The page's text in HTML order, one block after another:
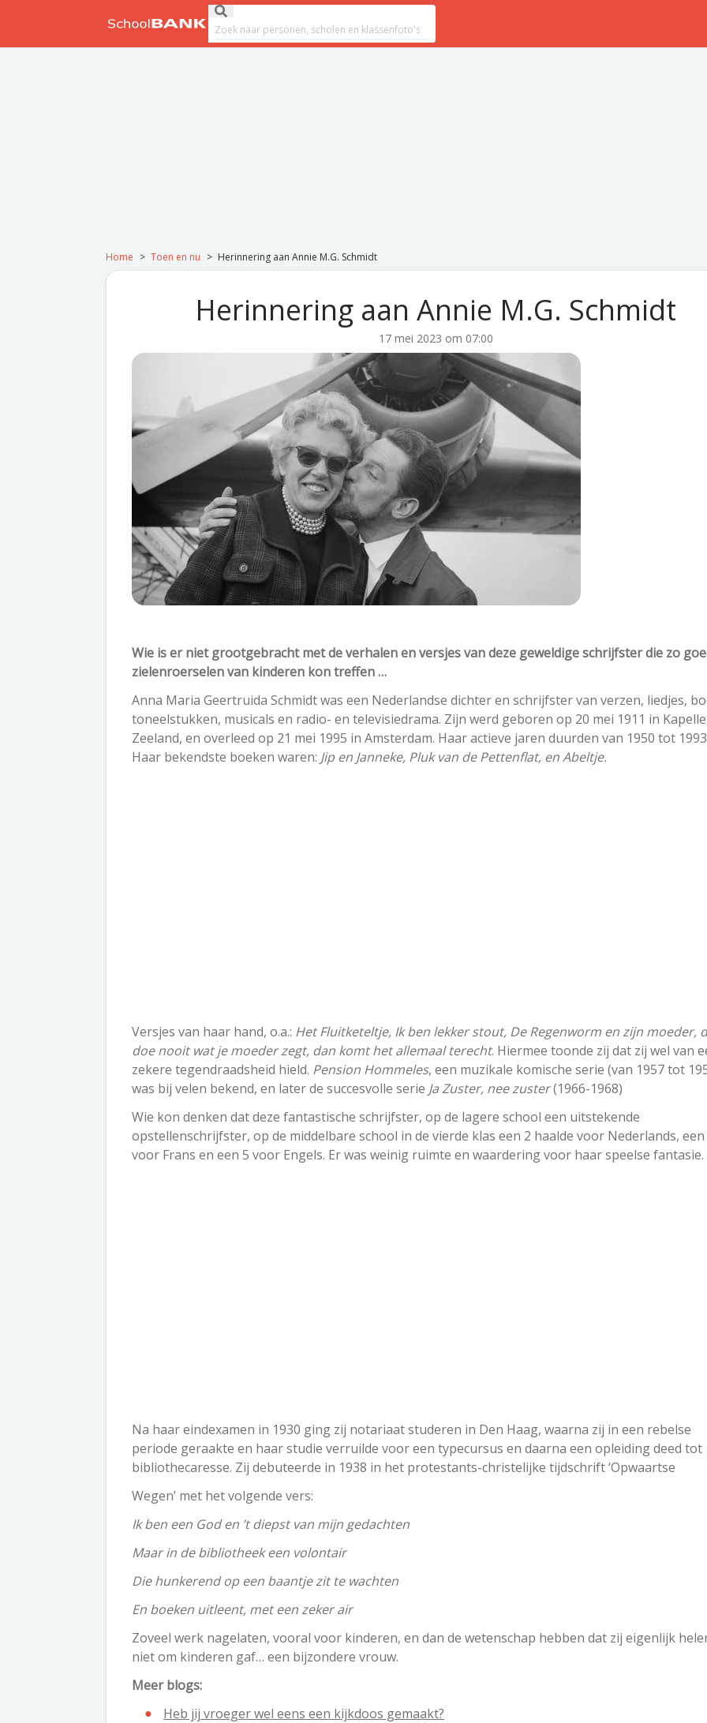
Submit search
Search field
Home > Toen en nu > Herinnering aan Annie M.G. Schmidt
Herinnering aan Annie M.G. Schmidt
17 mei 2023 om 07:00
Wie is er niet grootgebracht met de verhalen en versjes van deze geweldige schrijfster die zo
zielenroerselen van kinderen kon treffen …
Anna Maria Geertruida Schmidt was een Nederlandse dichter en schrijfster van verzen, liedjes,
toneelstukken, musicals en radio- en televisiedrama. Zijn werd geboren op 20 mei 1911 in
Zeeland, en overleed op 21 mei 1995 in Amsterdam. Haar actieve jaren duurden van 1950 tot
Haar bekendste boeken waren: Jip en Janneke, Pluk van de Pettenflat, en Abeltje.
Versjes van haar hand, o.a.: Het Fluitketeltje, Ik ben lekker stout, De Regenworm en zijn moeder,
doe nooit wat je moeder zegt, dan komt het allemaal terecht. Hiermee toonde zij dat zij wel van
zekere tegendraadsheid hield. Pension Hommeles, een muzikale komische serie (van 1957 tot
was bij velen bekend, en later de succesvolle serie Ja Zuster, nee zuster(1966-1968)
Wie kon denken dat deze fantastische schrijfster, op de lagere school een uitstekende
opstellenschrijfster, op de middelbare school in de vierde klas een 2 haalde voor Nederlands, een
voor Frans en een 5 voor Engels. Er was weinig ruimte en waardering voor haar speelse fantasie.
Na haar eindexamen in 1930 ging zij notariaat studeren in Den Haag, waarna zij in een rebelse
periode geraakte en haar studie verruilde voor een typecursus en daarna een opleiding deed tot
bibliothecaresse. Zij debuteerde in 1938 in het protestants-christelijke tijdschrift ‘Opwaartse
Wegen’ met het volgende vers:
Ik ben een God en ’t diepst van mijn gedachten
Maar in de bibliotheek een volontair
Die hunkerend op een baantje zit te wachten
En boeken uitleent, met een zeker air
Zoveel werk nagelaten, vooral voor kinderen, en dan de wetenschap hebben dat zij eigenlijk
niet om kinderen gaf… een bijzondere vrouw.
Meer blogs:
Heb jij vroeger wel eens een kijkdoos gemaakt?